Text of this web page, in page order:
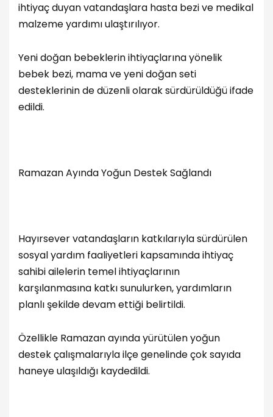
ihtiyaç duyan vatandaşlara hasta bezi ve medikal
malzeme yardımı ulaştırılıyor.
Yeni doğan bebeklerin ihtiyaçlarına yönelik
bebek bezi, mama ve yeni doğan seti
desteklerinin de düzenli olarak sürdürüldüğü ifade
edildi.
Ramazan Ayında Yoğun Destek Sağlandı
Hayırsever vatandaşların katkılarıyla sürdürülen
sosyal yardım faaliyetleri kapsamında ihtiyaç
sahibi ailelerin temel ihtiyaçlarının
karşılanmasına katkı sunulurken, yardımların
planlı şekilde devam ettiği belirtildi.
Özellikle Ramazan ayında yürütülen yoğun
destek çalışmalarıyla ilçe genelinde çok sayıda
haneye ulaşıldığı kaydedildi.